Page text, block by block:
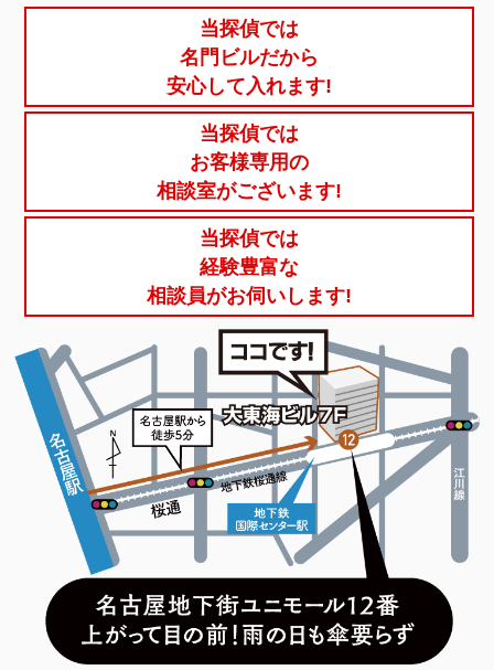
当探偵では
名門ビルだから
安心して入れます!
当探偵では
お客様専用の
相談室がございます!
当探偵では
経験豊富な
相談員がお伺いします!